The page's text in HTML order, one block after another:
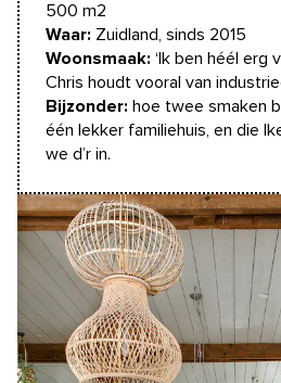
500 m2
Waar: Zuidland, sinds 2015
Woonsmaak: ‘Ik ben héél erg
Chris houdt vooral van
Bijzonder: hoe twee smaken
één lekker familiehuis, en die
we d’r in.